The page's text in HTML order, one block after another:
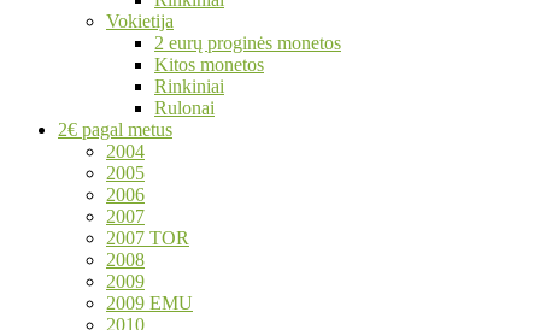
Vokietija
2 eurų proginės monetos
Kitos monetos
Rinkiniai
Rulonai
2€ pagal metus
2004
2005
2006
2007
2007 TOR
2008
2009
2009 EMU
2010